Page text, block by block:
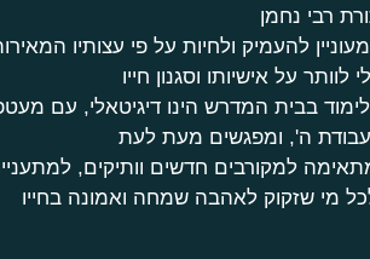
רבי נחמן
להעמיק ולחיות על פי עצותיו
לוותר על אישיותו וסגנון חייו
בבית המדרש הינו דיגיטאלי, עם
ה', ומפגשים מעת לעת
למקורבים חדשים וותיקים,
מי שזקוק לאהבה שמחה ואמונה בחייו